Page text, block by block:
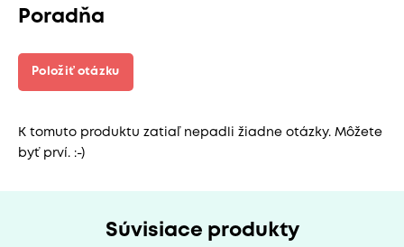
Poradňa
Položiť otázku
K tomuto produktu zatiaľ nepadli žiadne otázky. Môžete
byť prví. :-)
Súvisiace produkty